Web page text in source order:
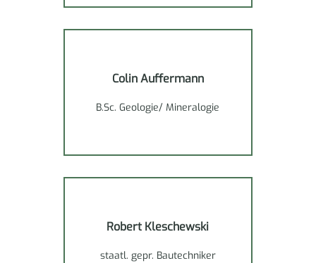
Colin Auffermann
B.Sc. Geologie/ Mineralogie
Robert Kleschewski
staatl. gepr. Bautechniker